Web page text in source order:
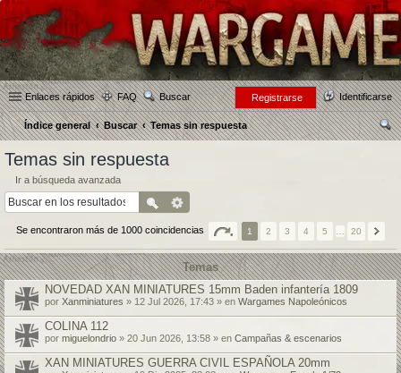
Enlaces rápidos FAQ Buscar Identificarse
Registrarse
Índice general Buscar
Temas sin respuesta
Temas sin respuesta
Ir a búsqueda avanzada
Se encontraron más de 1000 coincidencias 1 2 3 4 5 20
Temas
NOVEDAD XAN MINIATURES 15mm Baden infantería 1809
por Xanminiatures » 12 Jul 2026, 17:43 » en Wargames Napoleónicos
COLINA 112
por miguelondrio » 20 Jun 2026, 13:58 » en Campañas & escenarios
XAN MINIATURES GUERRA CIVIL ESPAÑOLA 20mm